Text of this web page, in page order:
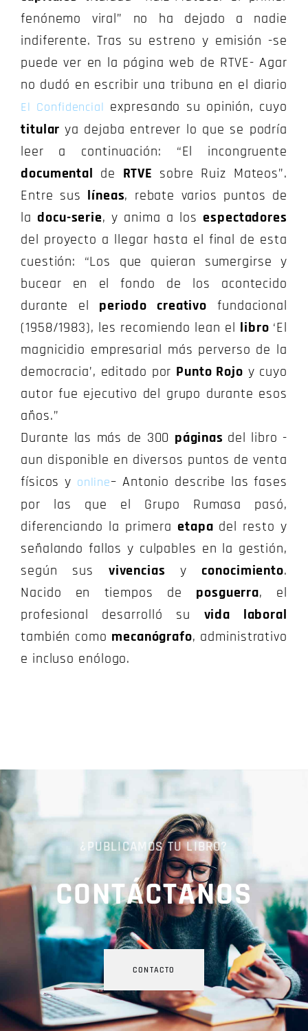
fenónemo viral” no ha dejado a nadie
indiferente. Tras su estreno y emisión -se
puede ver en la página web de RTVE- Agar
no dudó en escribir una tribuna en el diario
El Confidencial expresando su opinión, cuyo
titular ya dejaba entrever lo que se podría
leer a continuación: “El incongruente
documental de RTVE sobre Ruiz Mateos”.
Entre sus líneas, rebate varios puntos de
ladocu-serie, y anima a losespectadores
del proyecto a llegar hasta el final de esta
cuestión: “Los que quieran sumergirse y
bucear en el fondo de los acontecido
durante el periodo creativo fundacional
(1958/1983), les recomiendo lean el libro ‘El
magnicidio empresarial más perverso de la
democracia’, editado por Punto Rojo y cuyo
autor fue ejecutivo del grupo durante esos
años.”
Durante las más de 300 páginas del libro -
aun disponible en diversos puntos de venta
físicos y online– Antonio describe las fases
por las que el Grupo Rumasa pasó,
diferenciando la primeraetapa del resto y
señalando fallos y culpables en la gestión,
según sus vivencias yconocimiento.
Nacido en tiempos de posguerra, el
profesional desarrolló su vida laboral
también como mecanógrafo, administrativo
e incluso enólogo.
¿PUBLICAMOS TU LIBRO?
CONTÁCTANOS
CONTACTO